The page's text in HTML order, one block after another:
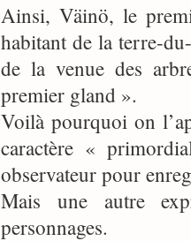
Ainsi, Väinö, le
habitant de la terre-
de la venue des
premier gland ».
Voilà pourquoi on
caractère «
observateur pour
Mais une autre
personnages.